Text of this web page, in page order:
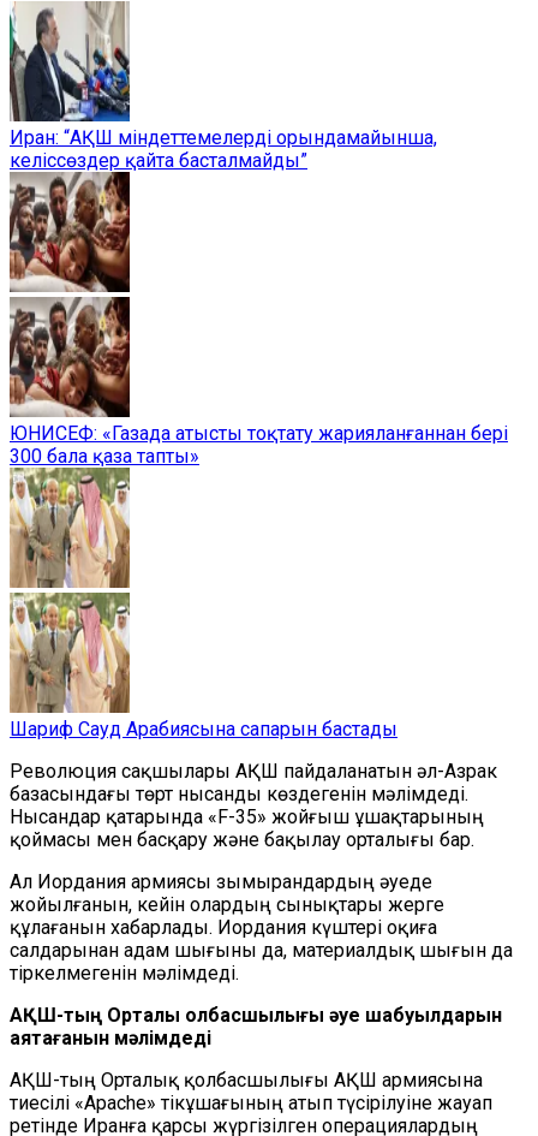
Иран: “АҚШ міндеттемелерді орындамайынша,
келіссөздер қайта басталмайды”
ЮНИСЕФ: «Газада атысты тоқтату жарияланғаннан бері
300 бала қаза тапты»
Шариф Сауд Арабиясына сапарын бастады
Революция сақшылары АҚШ пайдаланатын әл-Азрак
базасындағы төрт нысанды көздегенін мәлімдеді.
Нысандар қатарында «F-35» жойғыш ұшақтарының
қоймасы мен басқару және бақылау орталығы бар.
Ал Иордания армиясы зымырандардың әуеде
жойылғанын, кейін олардың сынықтары жерге
құлағанын хабарлады. Иордания күштері оқиға
салдарынан адам шығыны да, материалдық шығын да
тіркелмегенін мәлімдеді.
АҚШ-тың Орталық қолбасшылығы әуе шабуылдарын
аяқтағанын мәлімдеді
АҚШ-тың Орталық қолбасшылығы АҚШ армиясына
тиесілі «Apache» тікұшағының атып түсірілуіне жауап
ретінде Иранға қарсы жүргізілген операциялардың